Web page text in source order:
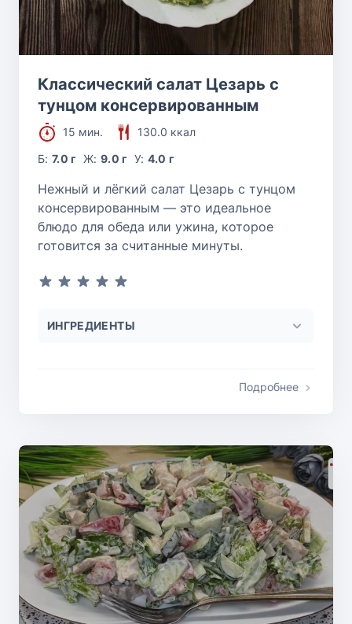
Классический салат Цезарь с
тунцом консервированным
15 мин.
130.0 ккал
Б:7.0 г Ж: 9.0 г У: 4.0 г
Нежный и лёгкий салат Цезарь с тунцом
консервированным — это идеальное
блюдо для обеда или ужина, которое
готовится за считанные минуты.
ИНГРЕДИЕНТЫ
Подробнее